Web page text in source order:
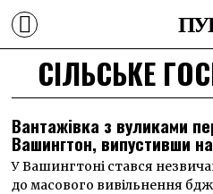
СІЛЬСЬКЕ
Вантажівка з вуликами
Вашингтон, випустивши
У Вашингтоні стався
до масового вивільнення